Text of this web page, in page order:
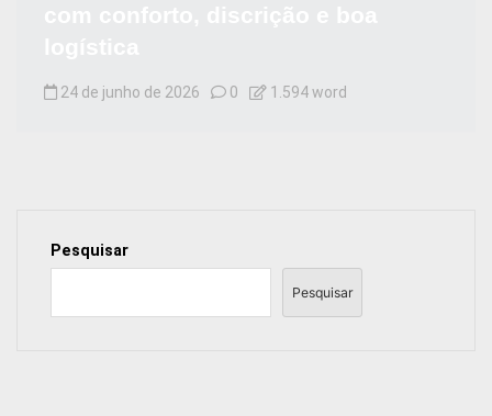
24 de junho de 2026 0 1.594 word
Pesquisar
Pesquisar